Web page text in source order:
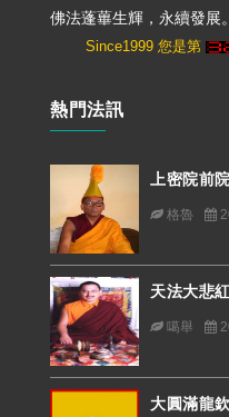
佛法蓬蓽生輝，永續發展。
Since1999 您是第
熱門法訊
上密院前
格魯
天法大悲
噶舉
大圓滿龍